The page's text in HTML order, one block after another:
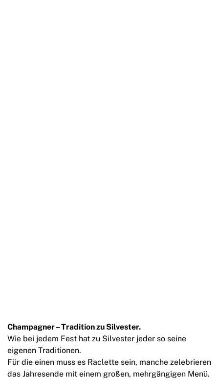
Champagner – Tradition zu Silvester.
Wie bei jedem Fest hat zu Silvester jeder so seine
eigenen Traditionen.
Für die einen muss es Raclette sein, manche zelebrieren
das Jahresende mit einem großen, mehrgängigen Menü.